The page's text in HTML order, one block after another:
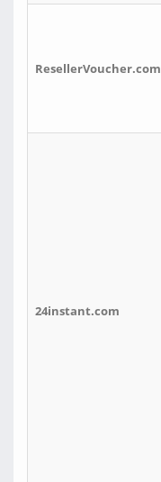
ResellerVoucher.com
24instant.com